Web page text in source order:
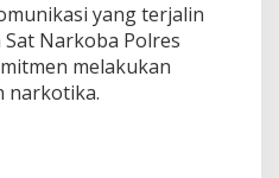
yang terjalin
Narkoba Polres
melakukan
narkotika.